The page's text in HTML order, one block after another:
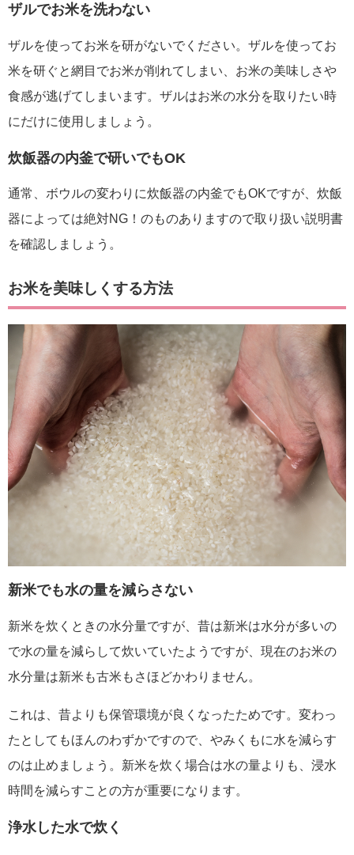
ザルでお米を洗わない
ザルを使ってお米を研がないでください。ザルを使ってお
米を研ぐと網目でお米が削れてしまい、お米の美味しさや
食感が逃げてしまいます。ザルはお米の水分を取りたい時
にだけに使用しましょう。
炊飯器の内釜で研いでもOK
通常、ボウルの変わりに炊飯器の内釜でもOKですが、炊飯
器によっては絶対NG！のものありますので取り扱い説明書
を確認しましょう。
お米を美味しくする方法
新米でも水の量を減らさない
新米を炊くときの水分量ですが、昔は新米は水分が多いの
で水の量を減らして炊いていたようですが、現在のお米の
水分量は新米も古米もさほどかわりません。
これは、昔よりも保管環境が良くなったためです。変わっ
たとしてもほんのわずかですので、やみくもに水を減らす
のは止めましょう。新米を炊く場合は水の量よりも、浸水
時間を減らすことの方が重要になります。
浄水した水で炊く